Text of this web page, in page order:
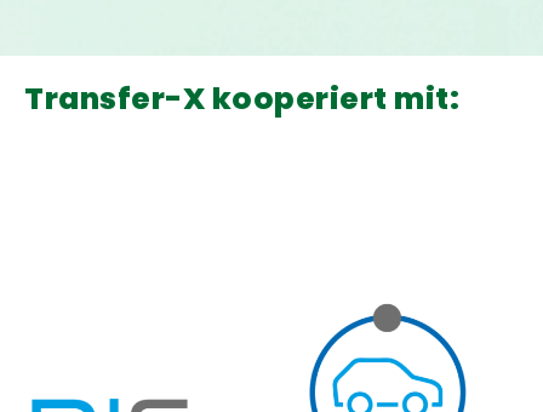
Transfer-X kooperiert mit: